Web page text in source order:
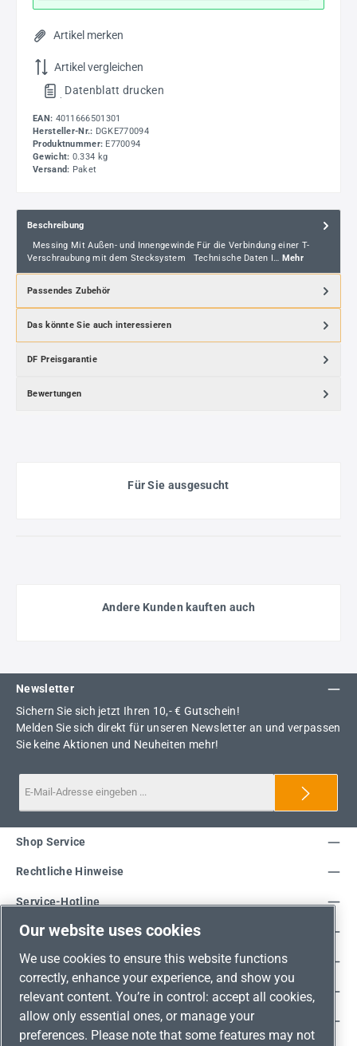
Artikel merken
Artikel vergleichen
. Datenblatt drucken
EAN: 4011666501301
Hersteller-Nr.: DGKE770094
Produktnummer: E770094
Gewicht: 0.334 kg
Versand: Paket
Beschreibung
Messing Mit Außen- und Innengewinde Für die Verbindung einer T-
Verschraubung mit dem Stecksystem Technische Daten I… Mehr
Passendes Zubehör
Das könnte Sie auch interessieren
DF Preisgarantie
Bewertungen
Für Sie ausgesucht
Andere Kunden kauften auch
Newsletter
Sichern Sie sich jetzt Ihren 10,- € Gutschein!
Melden Sie sich direkt für unseren Newsletter an und verpassen
Sie keine Aktionen und Neuheiten mehr!
Service-Hotline
Shop Service
Rechtliche Hinweise
Unsere Vorteile
Versandarten
Zahlungsarten
Adresse
Our website uses cookies
We use cookies to ensure this website functions
correctly, enhance your experience, and show you
relevant content. You’re in control: accept all cookies,
allow only essential ones, or manage your
preferences. Please note that some features may not